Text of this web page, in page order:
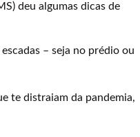
deu algumas dicas de
– seja no prédio ou
te distraiam da pandemia,